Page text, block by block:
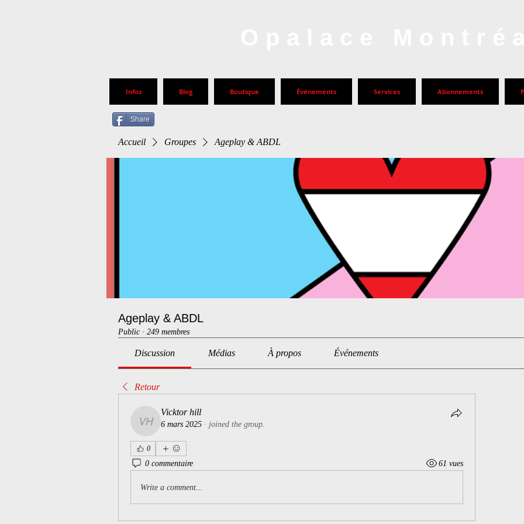
Infos Blog Boutique Événements Services Abonnements
Share
Accueil Groupes Ageplay & ABDL
Ageplay & ABDL
Public · 249 membres
Discussion Médias À propos Événements
Retour
Vicktor hill
Vicktor hill
6 mars 2025 · joined the group.
0
0 commentaire 61 vues
Write a comment...